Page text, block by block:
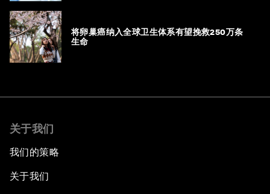
将卵巢癌纳入全球卫生体系有望挽救250万条
生命
关于我们
我们的策略
关于我们